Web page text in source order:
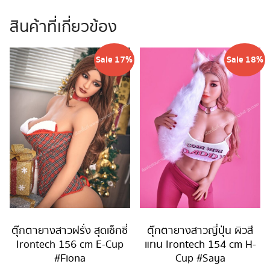
สินค้าที่เกี่ยวข้อง
Sale 17%
ตุ๊กตายางสาวฝรั่ง สุดเซ็กซี่
Irontech 156 cm E-Cup
#Fiona
Sale 18%
ตุ๊กตายางสาวญี่ปุ่น ผิวสี
แทน Irontech 154 cm H-
Cup #Saya